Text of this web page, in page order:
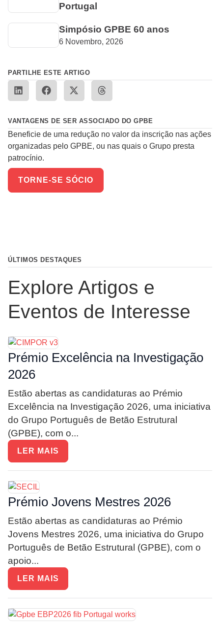
Portugal
Simpósio GPBE 60 anos
6 Novembro, 2026
PARTILHE ESTE ARTIGO
VANTAGENS DE SER ASSOCIADO DO GPBE
Beneficie de uma redução no valor da inscrição nas ações
organizadas pelo GPBE, ou nas quais o Grupo presta
patrocínio.
TORNE-SE SÓCIO
ÚLTIMOS DESTAQUES
Explore Artigos e
Eventos de Interesse
Prémio Excelência na Investigação
2026
Estão abertas as candidaturas ao Prémio
Excelência na Investigação 2026, uma iniciativa
do Grupo Português de Betão Estrutural
(GPBE), com o...
LER MAIS
Prémio Jovens Mestres 2026
Estão abertas as candidaturas ao Prémio
Jovens Mestres 2026, uma iniciativa do Grupo
Português de Betão Estrutural (GPBE), com o
apoio...
LER MAIS